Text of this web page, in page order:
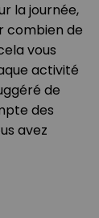
la journée,
combien de
vous
activité
de
des
avez